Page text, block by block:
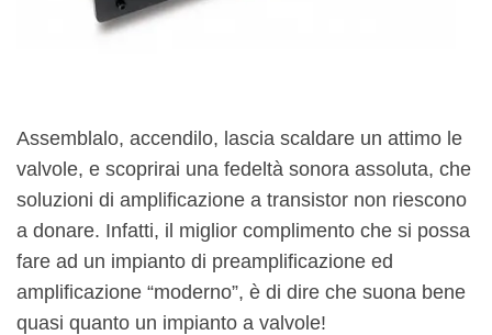
Assemblalo, accendilo, lascia scaldare un attimo le
valvole, e scoprirai una fedeltà sonora assoluta, che
soluzioni di amplificazione a transistor non riescono
a donare. Infatti, il miglior complimento che si possa
fare ad un impianto di preamplificazione ed
amplificazione “moderno”, è di dire che suona bene
quasi quanto un impianto a valvole!